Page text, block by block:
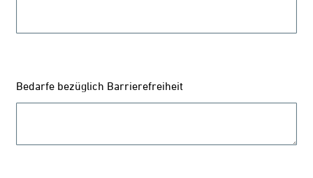
Bedarfe bezüglich Barrierefreiheit